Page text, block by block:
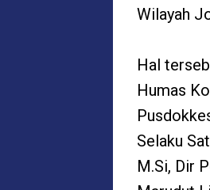
Wilayah
Hal
Humas
Selaku
M.Si, Dir